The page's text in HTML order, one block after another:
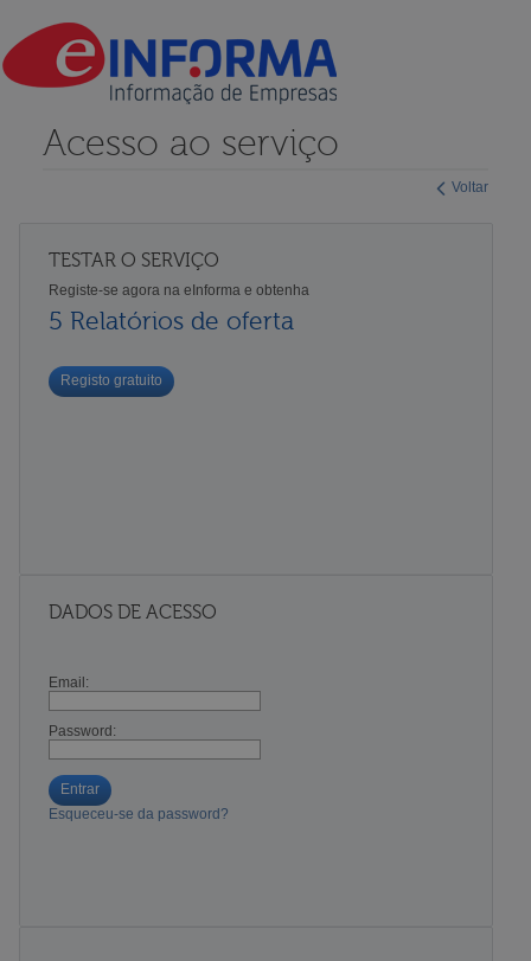
Voltar
Acesso ao serviço
TESTAR O SERVIÇO
Registe-se agora na eInforma e obtenha
5 Relatórios de oferta
Registo gratuito
DADOS DE ACESSO
Email:
Password:
Entrar
Esqueceu-se da password?